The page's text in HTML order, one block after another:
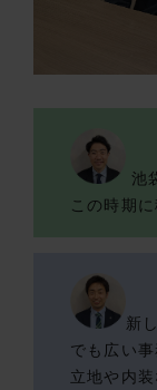
池
この時期
新
でも広い
立地や内